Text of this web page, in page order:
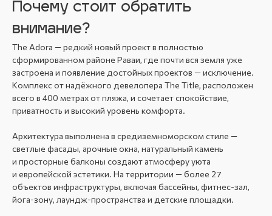
Почему стоит обратить
внимание?
The Adora — редкий новый проект в полностью
сформированном районе Раваи, где почти вся земля уже
застроена и появление достойных проектов — исключение.
Комплекс от надёжного девелопера The Title, расположен
всего в 400 метрах от пляжа, и сочетает спокойствие,
приватность и высокий уровень комфорта.
Архитектура выполнена в средиземноморском стиле —
светлые фасады, арочные окна, натуральный камень
и просторные балконы создают атмосферу уюта
и европейской эстетики. На территории — более 27
объектов инфраструктуры, включая бассейны, фитнес-зал,
йога-зону, лаундж-пространства и детские площадки.